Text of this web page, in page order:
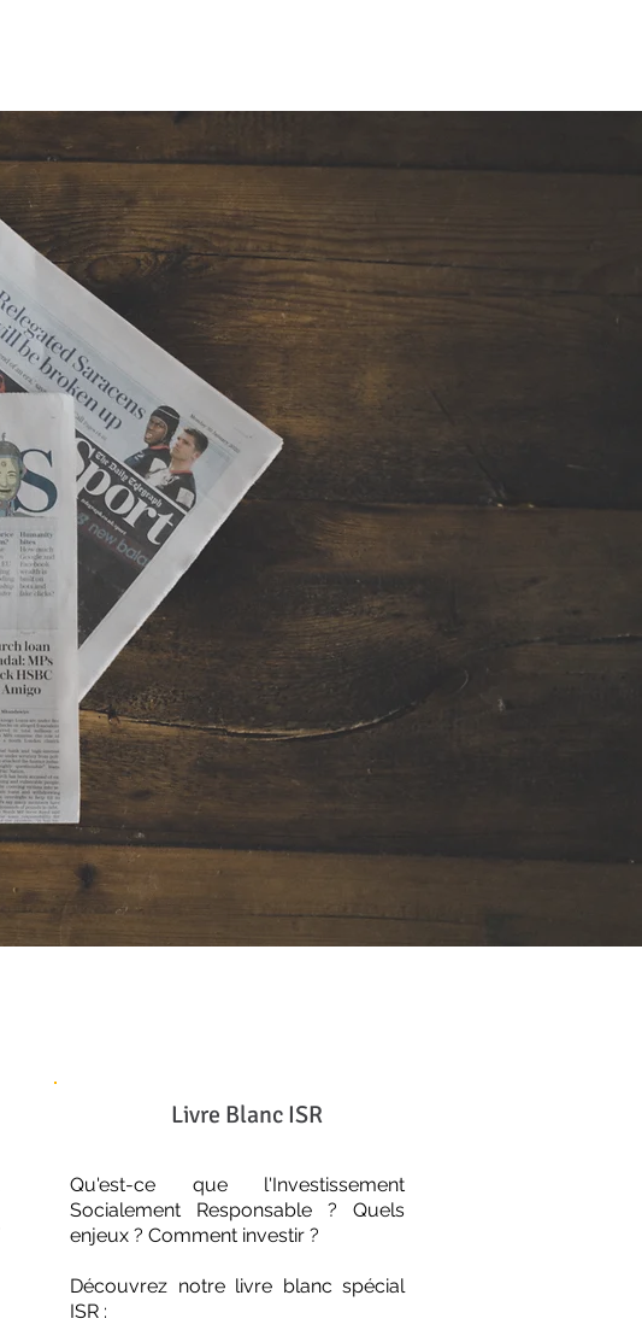
Livre Blanc ISR
Qu'est-ce que l'Investissement
Socialement Responsable ? Quels
enjeux ? Comment investir ?
Découvrez notre livre blanc spécial
ISR :